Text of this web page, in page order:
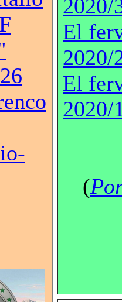
2020/
El
2020/
El
2020/
(